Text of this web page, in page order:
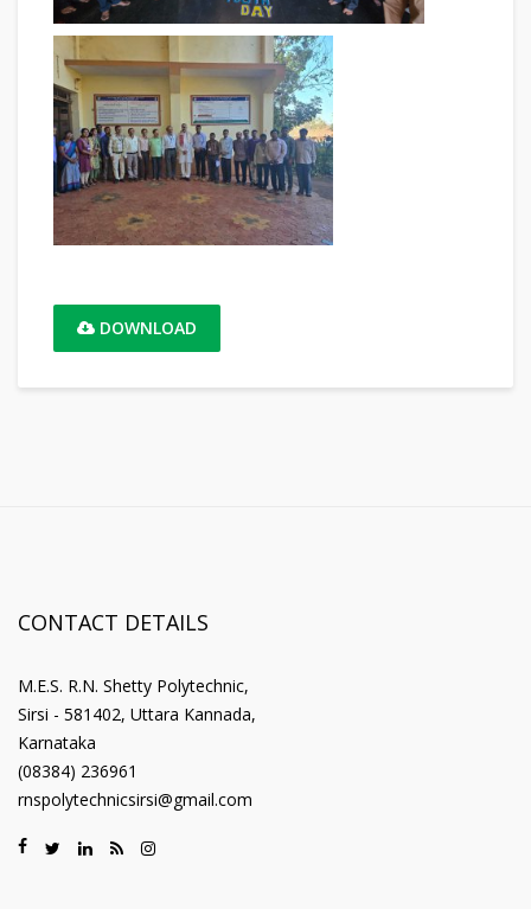
DOWNLOAD
CONTACT DETAILS
M.E.S. R.N. Shetty Polytechnic,
Sirsi - 581402, Uttara Kannada,
Karnataka
(08384) 236961
rnspolytechnicsirsi@gmail.com